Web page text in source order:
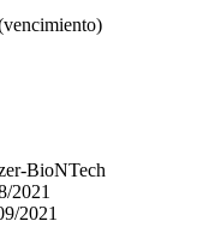
BioNTech
2021
2021